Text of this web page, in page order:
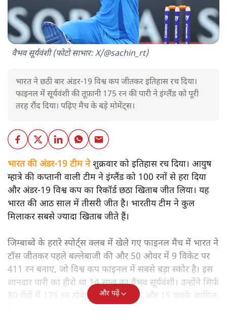
वैभव सूर्यवंशी (फोटो साभार: X/@sachin_rt)
भारत ने छठी बार अंडर-19 विश्व कप जीतकर इतिहास रच दिया।
फाइनल में सूर्यवंशी की तूफ़ानी 175 रन की पारी ने इंग्लैंड को पूरी
तरह रौंद दिया। पढ़िए मैच के बड़े मोमेंट्स।
भारत की अंडर-19 टीम नेशुक्रवार को इतिहास रच दिया। आयुष
म्हात्रे की कप्तानी वाली टीम ने इंग्लैंड को 100 रनों से हरा दिया
और अंडर-19 विश्व कप का रिकॉर्ड छठा खिताब जीत लिया। यह
भारत की आठ साल में तीसरी जीत है। भारतीय टीम ने कुल
मिलाकर सबसे ज्यादा खिताब जीते हैं।
जिम्बाब्वे के हरारे स्पोर्ट्स क्लब में खेले गए फाइनल मैच में भारत ने
टॉस जीतकर पहले बल्लेबाजी की और 50 ओवर में 9 विकेट पर
411 रन बनाए, जो विश्व कप फाइनल में सबसे बड़ा स्कोर है। इस
शानदार पारी का हीरो था 14 साल का वैभव सूर्यवंशी। उन्होंने सिर्फ
80 गेंदों में 175 रन ठोके, जिसमें 15 चौके और 15 छक्के शामिल
और पढ़ें